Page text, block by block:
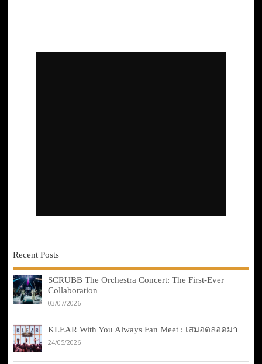
Recent Posts
SCRUBB The Orchestra Concert: The First-Ever
Collaboration
03/07/2026
KLEAR With You Always Fan Meet : เสมอตลอดมา
24/05/2026